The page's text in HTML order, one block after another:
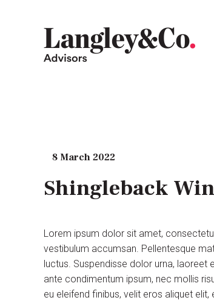
8 March 2022
Shingleback
Lorem ipsum dolor sit amet,
vestibulum accumsan. Pellentesque
luctus. Suspendisse dolor urna,
ante condimentum ipsum, nec mollis
eu eleifend finibus, velit eros aliquet